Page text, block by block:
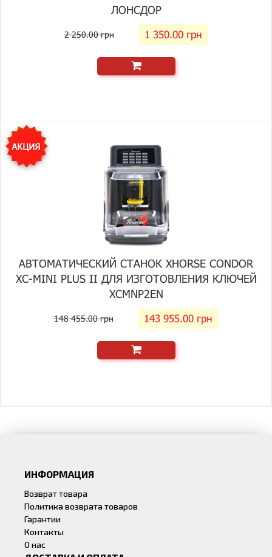
ЛОНСДОР
2 250.00 грн 1 350.00 грн
АВТОМАТИЧЕСКИЙ СТАНОК XHORSE CONDOR
XC-MINI PLUS II ДЛЯ ИЗГОТОВЛЕНИЯ КЛЮЧЕЙ
XCMNP2EN
148 455.00 грн 143 955.00 грн
ИНФОРМАЦИЯ
Возврат товара
Политика возврата товаров
Гарантии
Контакты
О нас